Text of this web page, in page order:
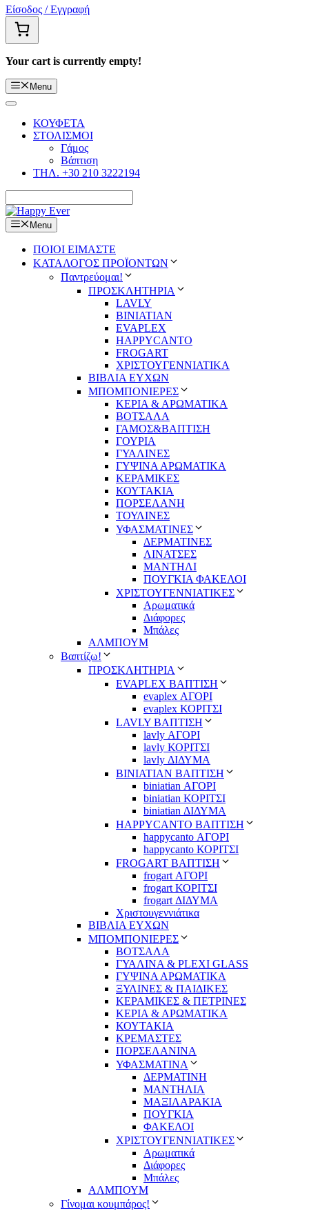
Είσοδος / Εγγραφή
Your cart is currently empty!
Menu
ΚΟΥΦΕΤΑ
ΣΤΟΛΙΣΜΟΙ
Γάμος
Βάπτιση
ΤΗΛ. +30 210 3222194
Menu
ΠΟΙΟΙ ΕΙΜΑΣΤΕ
ΚΑΤΑΛΟΓΟΣ ΠΡΟΪΟΝΤΩΝ
Παντρεύομαι!
ΠΡΟΣΚΛΗΤΗΡΙΑ
LAVLY
BINIATIAN
EVAPLEX
HAPPYCANTO
FROGART
ΧΡΙΣΤΟΥΓΕΝΝΙΑΤΙΚΑ
ΒΙΒΛΙΑ ΕΥΧΩΝ
ΜΠΟΜΠΟΝΙΕΡΕΣ
ΚΕΡΙΑ & ΑΡΩΜΑΤΙΚΑ
ΒΟΤΣΑΛΑ
ΓΑΜΟΣ&ΒΑΠΤΙΣΗ
ΓΟΥΡΙΑ
ΓΥΑΛΙΝΕΣ
ΓΥΨΙΝΑ ΑΡΩΜΑΤΙΚΑ
ΚΕΡΑΜΙΚΕΣ
ΚΟΥΤΑΚΙΑ
ΠΟΡΣΕΛΑΝΗ
ΤΟΥΛΙΝΕΣ
ΥΦΑΣΜΑΤΙΝΕΣ
ΔΕΡΜΑΤΙΝΕΣ
ΛΙΝΑΤΣΕΣ
ΜΑΝΤΗΛΙ
ΠΟΥΓΚΙΑ ΦΑΚΕΛΟΙ
ΧΡΙΣΤΟΥΓΕΝΝΙΑΤΙΚΕΣ
Αρωματικά
Διάφορες
Μπάλες
ΑΛΜΠΟΥΜ
Βαπτίζω!
ΠΡΟΣΚΛΗΤΗΡΙΑ
EVAPLEX ΒΑΠΤΙΣΗ
evaplex ΑΓΟΡΙ
evaplex ΚΟΡΙΤΣΙ
LAVLY ΒΑΠΤΙΣΗ
lavly ΑΓΟΡΙ
lavly ΚΟΡΙΤΣΙ
lavly ΔΙΔΥΜΑ
ΒΙΝΙΑΤΙΑΝ ΒΑΠΤΙΣΗ
biniatian ΑΓΟΡΙ
biniatian ΚΟΡΙΤΣΙ
biniatian ΔΙΔΥΜΑ
HAPPYCANTO ΒΑΠΤΙΣΗ
happycanto ΑΓΟΡΙ
happycanto ΚΟΡΙΤΣΙ
FROGART ΒΑΠΤΙΣΗ
frogart ΑΓΟΡΙ
frogart ΚΟΡΙΤΣΙ
frogart ΔΙΔΥΜΑ
Χριστουγεννιάτικα
ΒΙΒΛΙΑ ΕΥΧΩΝ
ΜΠΟΜΠΟΝΙΕΡΕΣ
ΒΟΤΣΑΛΑ
ΓΥΑΛΙΝΑ & PLEXI GLASS
ΓΥΨΙΝΑ ΑΡΩΜΑΤΙΚΑ
ΞΥΛΙΝΕΣ & ΠΑΙΔΙΚΕΣ
ΚΕΡΑΜΙΚΕΣ & ΠΕΤΡΙΝΕΣ
ΚΕΡΙΑ & ΑΡΩΜΑΤΙΚΑ
ΚΟΥΤΑΚΙΑ
ΚΡΕΜΑΣΤΕΣ
ΠΟΡΣΕΛΑΝΙΝΑ
ΥΦΑΣΜΑΤΙΝA
ΔΕΡΜΑΤΙΝΗ
ΜΑΝΤΗΛΙΑ
ΜΑΞΙΛΑΡΑΚΙΑ
ΠΟΥΓΚΙΑ
ΦΑΚΕΛΟΙ
ΧΡΙΣΤΟΥΓΕΝΝΙΑΤΙΚΕΣ
Αρωματικά
Διάφορες
Μπάλες
ΑΛΜΠΟΥΜ
Γίνομαι κουμπάρος!